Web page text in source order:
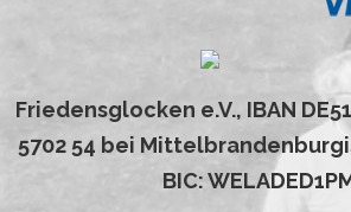
Friedensglocken e.V., IBAN
5702 54 bei
BIC: